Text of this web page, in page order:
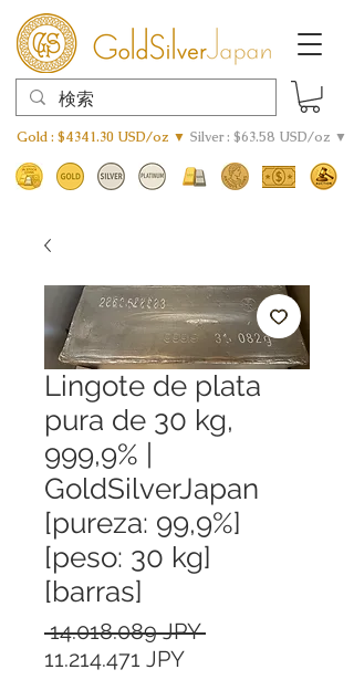
Gold : $4341.30 USD/oz ▼ Silver : $63.58 USD/oz ▼
Lingote de plata
pura de 30 kg,
999,9% |
GoldSilverJapan
[pureza: 99,9%]
[peso: 30 kg]
[barras]
14.018.089 JPY Precio
11.214.471 JPYPrecio